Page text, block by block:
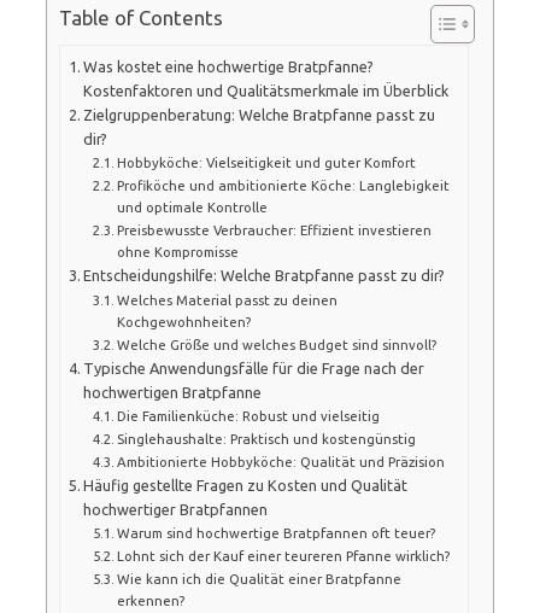
Table of Contents
Was kostet eine hochwertige Bratpfanne?
Kostenfaktoren und Qualitätsmerkmale im Überblick
Zielgruppenberatung: Welche Bratpfanne passt zu
dir?
Hobbyköche: Vielseitigkeit und guter Komfort
Profiköche und ambitionierte Köche: Langlebigkeit
und optimale Kontrolle
Preisbewusste Verbraucher: Effizient investieren
ohne Kompromisse
Entscheidungshilfe: Welche Bratpfanne passt zu dir?
Welches Material passt zu deinen
Kochgewohnheiten?
Welche Größe und welches Budget sind sinnvoll?
Typische Anwendungsfälle für die Frage nach der
hochwertigen Bratpfanne
Die Familienküche: Robust und vielseitig
Singlehaushalte: Praktisch und kostengünstig
Ambitionierte Hobbyköche: Qualität und Präzision
Häufig gestellte Fragen zu Kosten und Qualität
hochwertiger Bratpfannen
Warum sind hochwertige Bratpfannen oft teuer?
Lohnt sich der Kauf einer teureren Pfanne wirklich?
Wie kann ich die Qualität einer Bratpfanne
erkennen?